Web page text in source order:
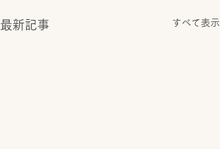
最新記事 すべて表示